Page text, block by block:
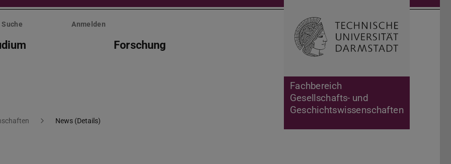
Fachbereich
Gesellschafts- und
Geschichtswissenschaften
Suche Anmelden
Forschung Suche öffnen
News (Details)